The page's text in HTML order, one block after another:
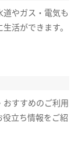
やガス・電気も
活ができます。
すすめのご利用
立ち情報をご紹